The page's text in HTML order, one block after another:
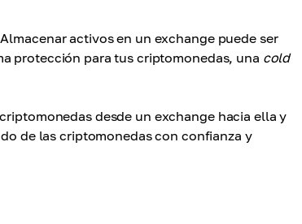
activos en un exchange puede ser
protección para tus criptomonedas, una cold
desde un exchange hacia ella y
de las criptomonedas con confianza y